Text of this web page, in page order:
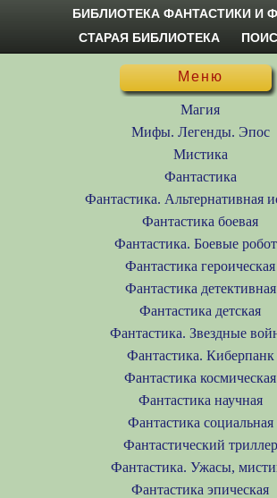
БИБЛИОТЕКА ФАНТАСТИКИ И
СТАРАЯ БИБЛИОТЕКА
Меню
Магия
Мифы. Легенды. Эпос
Мистика
Фантастика
Фантастика. Альтернативная
Фантастика боевая
Фантастика. Боевые
Фантастика героическая
Фантастика детективная
Фантастика детская
Фантастика. Звездные
Фантастика. Киберпанк
Фантастика космическая
Фантастика научная
Фантастика социальная
Фантастический триллер
Фантастика. Ужасы,
Фантастика эпическая